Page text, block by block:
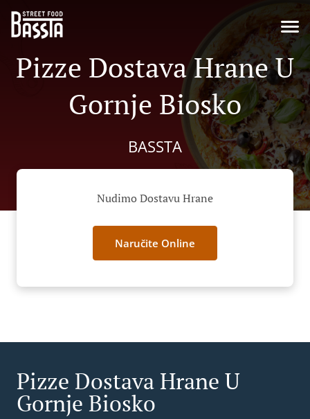
Pizze Dostava Hrane U
Gornje Biosko
BASSTA
Nudimo Dostavu Hrane
Naručite Online
Pizze Dostava Hrane U
Gornje Biosko